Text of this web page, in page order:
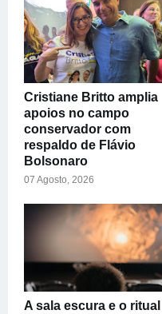
Cristiane Britto amplia
apoios no campo
conservador com
respaldo de Flávio
Bolsonaro
07 Agosto, 2026
A sala escura e o ritual